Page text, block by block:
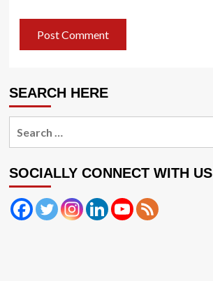
SEARCH HERE
SOCIALLY CONNECT WITH US